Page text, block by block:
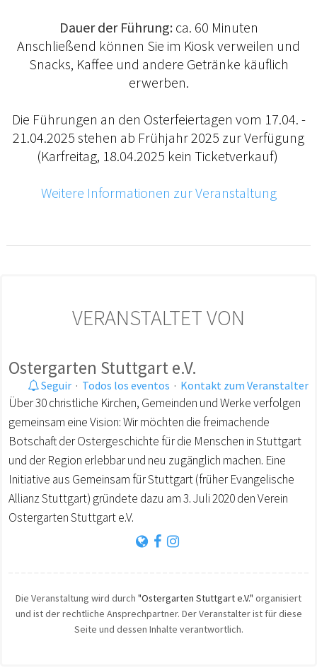
Dauer der Führung:ca. 60 Minuten
Anschließend können Sie im Kiosk verweilen und
Snacks, Kaffee und andere Getränke käuflich
erwerben.
Die Führungen an den Osterfeiertagen vom 17.04. -
21.04.2025 stehen ab Frühjahr 2025 zur Verfügung
(Karfreitag, 18.04.2025 kein Ticketverkauf)
Weitere Informationen zur Veranstaltung
VERANSTALTET VON
Ostergarten Stuttgart e.V.
Seguir · Todos los eventos · Kontakt zum Veranstalter
Über 30 christliche Kirchen, Gemeinden und Werke verfolgen
gemeinsam eine Vision: Wir möchten die freimachende
Botschaft der Ostergeschichte für die Menschen in Stuttgart
und der Region erlebbar und neu zugänglich machen. Eine
Initiative aus Gemeinsam für Stuttgart (früher Evangelische
Allianz Stuttgart) gründete dazu am 3. Juli 2020 den Verein
Ostergarten Stuttgart e.V.
Die Veranstaltung wird durch "Ostergarten Stuttgart e.V." organisiert
und ist der rechtliche Ansprechpartner. Der Veranstalter ist für diese
Seite und dessen Inhalte verantwortlich.